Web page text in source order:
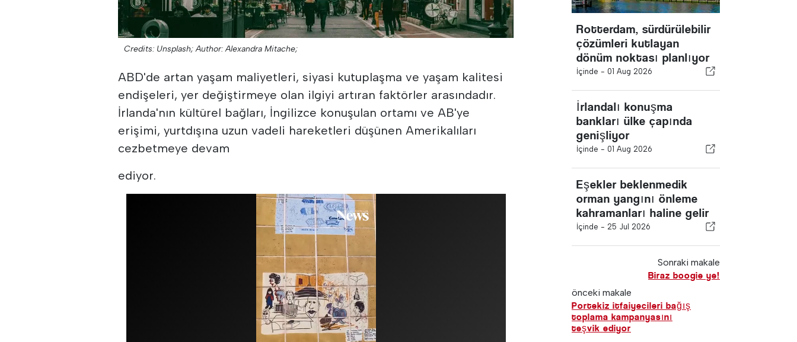
Credits: Unsplash; Author: Alexandra Mitache;
ABD'de artan yaşam maliyetleri, siyasi kutuplaşma ve yaşam kalitesi
endişeleri, yer değiştirmeye olan ilgiyi artıran faktörler arasındadır.
İrlanda'nın kültürel bağları, İngilizce konuşulan ortamı ve AB'ye
erişimi, yurtdışına uzun vadeli hareketleri düşünen Amerikalıları
cezbetmeye devam
ediyor.
Rotterdam, sürdürülebilir
çözümleri kutlayan
dönüm noktası planlıyor
İçinde - 01 Aug 2026
İrlandalı konuşma
bankları ülke çapında
genişliyor
İçinde - 01 Aug 2026
Eşekler beklenmedik
orman yangını önleme
kahramanları haline gelir
İçinde - 25 Jul 2026
Sonraki makale
Biraz boogie ye!
önceki makale
Portekiz itfaiyecileri bağış
toplama kampanyasını
teşvik ediyor